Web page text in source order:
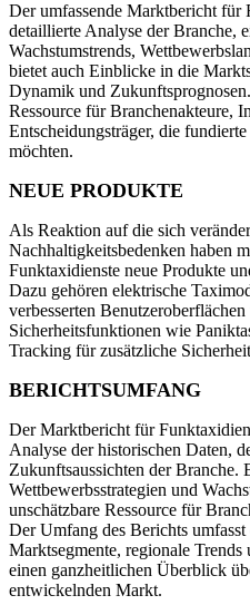
Der umfassende Marktbericht für
detaillierte Analyse der Branche,
Wachstumstrends,
bietet auch Einblicke in die
Dynamik und
Ressource für Branchenakteure,
Entscheidungsträger, die
möchten.
NEUE PRODUKTE
Als Reaktion auf die sich
Nachhaltigkeitsbedenken haben
Funktaxidienste neue Produkte
Dazu gehören elektrische
verbesserten
Sicherheitsfunktionen wie
Tracking für zusätzliche
BERICHTSUMFANG
Der Marktbericht für
Analyse der historischen Daten,
Zukunftsaussichten der Branche.
Wettbewerbsstrategien und
unschätzbare Ressource für
Der Umfang des Berichts
Marktsegmente, regionale
einen ganzheitlichen Überblick
entwickelnden Markt.